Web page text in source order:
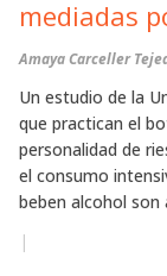
mediadas
Amaya Carceller
Un estudio de la
que practican el
personalidad de
el consumo
beben alcohol son
|